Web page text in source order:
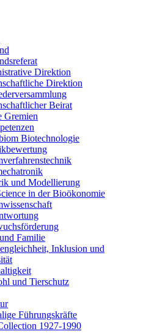
Direktion
Direktion
Beirat
Gremien
Biotechnologie
und Modellierung
in der Bioökonomie
Familie
Inklusion und
und Tierschutz
Führungskräfte
1927-1990